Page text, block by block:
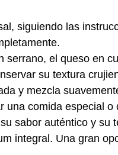
siguiendo las
el queso en
su textura
y mezcla
comida especial
sabor auténtico y su
integral. Una gran